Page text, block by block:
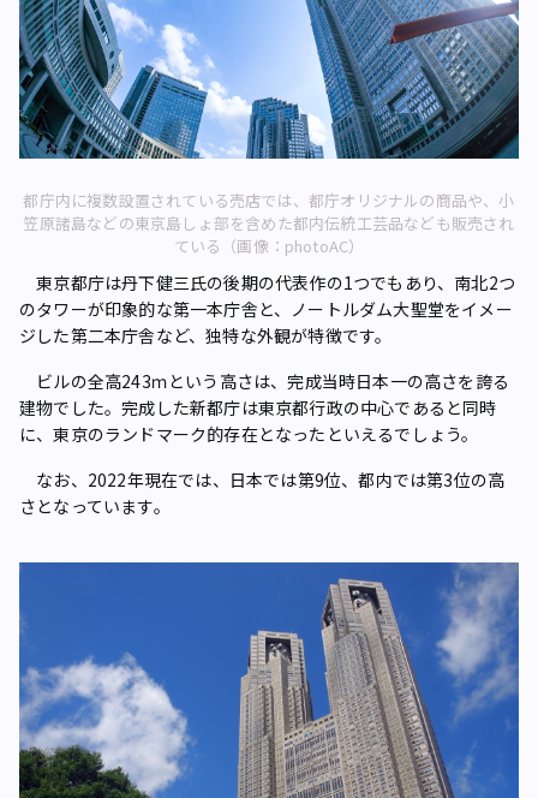
都庁内に複数設置されている売店では、都庁オリジナルの商品や、小
笠原諸島などの東京島しょ部を含めた都内伝統工芸品なども販売され
ている（画像：photoAC）
東京都庁は丹下健三氏の後期の代表作の1つでもあり、南北2つ
のタワーが印象的な第一本庁舎と、ノートルダム大聖堂をイメー
ジした第二本庁舎など、独特な外観が特徴です。
ビルの全高243ｍという高さは、完成当時日本一の高さを誇る
建物でした。完成した新都庁は東京都行政の中心であると同時
に、東京のランドマーク的存在となったといえるでしょう。
なお、2022年現在では、日本では第9位、都内では第3位の高
さとなっています。